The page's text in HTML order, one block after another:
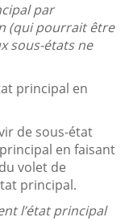
par
(qui pourrait être
sous-états ne
principal en
de sous-état
en faisant
volet de
principal.
l’état principal